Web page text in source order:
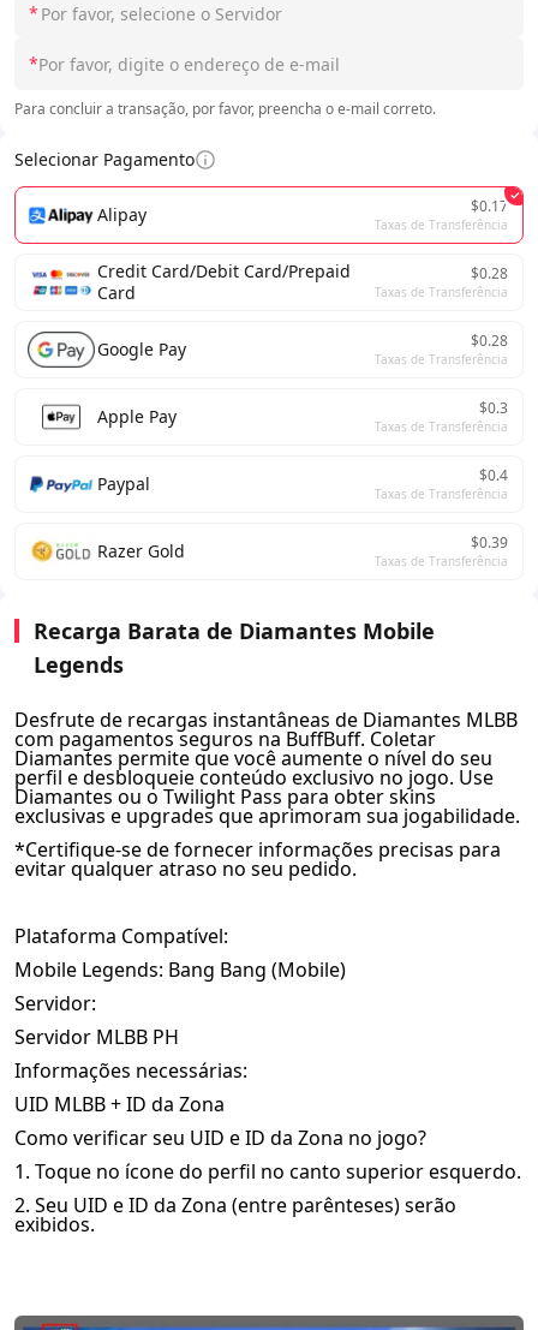
*
*
Para concluir a transação, por favor, preencha o e-mail correto.
Selecionar Pagamento
Alipay $0.17
Taxas de Transferência
Credit Card/Debit Card/Prepaid
Card
$0.28
Taxas de Transferência
Google Pay $0.28
Taxas de Transferência
Apple Pay $0.3
Taxas de Transferência
Paypal $0.4
Taxas de Transferência
Razer Gold $0.39
Taxas de Transferência
Recarga Barata de Diamantes Mobile
Legends
Desfrute de recargas instantâneas de Diamantes MLBB
com pagamentos seguros na BuffBuff. Coletar
Diamantes permite que você aumente o nível do seu
perfil e desbloqueie conteúdo exclusivo no jogo. Use
Diamantes ou o Twilight Pass para obter skins
exclusivas e upgrades que aprimoram sua jogabilidade.
*Certifique-se de fornecer informações precisas para
evitar qualquer atraso no seu pedido.
Plataforma Compatível:
Mobile Legends: Bang Bang (Mobile)
Servidor:
Servidor MLBB PH
Informações necessárias:
UID MLBB + ID da Zona
Como verificar seu UID e ID da Zona no jogo?
1. Toque no ícone do perfil no canto superior esquerdo.
2. Seu UID e ID da Zona (entre parênteses) serão
exibidos.